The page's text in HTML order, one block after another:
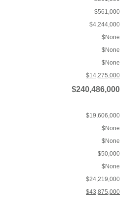
$561,000
$4,244,000
$None
$None
$None
$14,275,000
$240,486,000
$19,606,000
$None
$None
$50,000
$None
$24,219,000
$43,875,000